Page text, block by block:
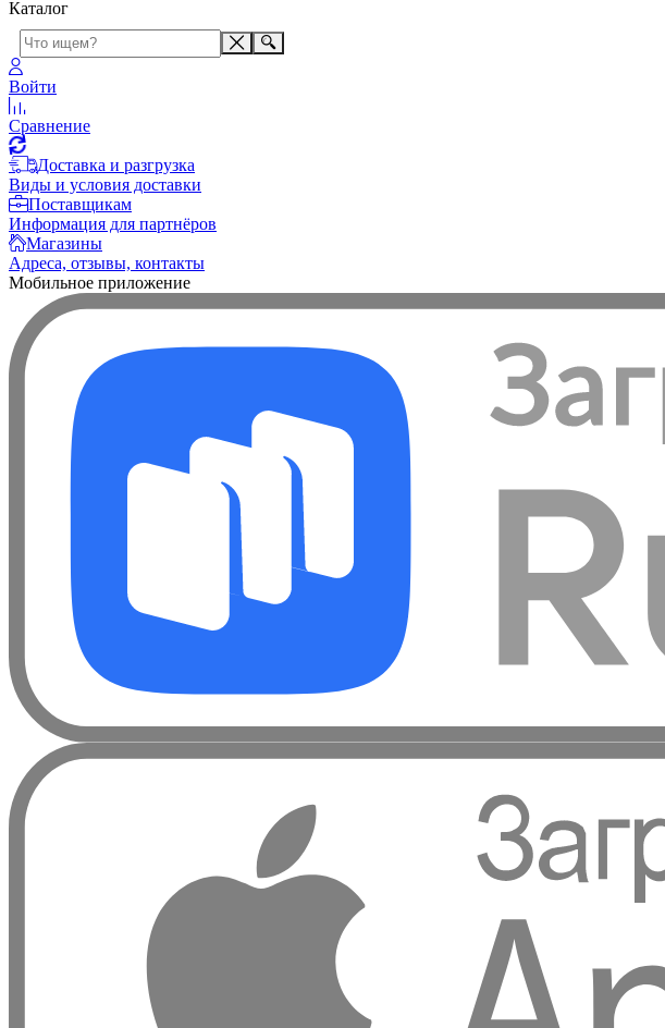
Каталог
Войти
Сравнение
Доставка и разгрузка
Виды и условия доставки
Поставщикам
Информация для партнёров
Магазины
Адреса, отзывы, контакты
Мобильное приложение